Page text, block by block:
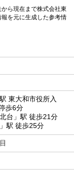
ら現在まで株式会社東
を元に生成した参考情
東大和市役所入
歩6分
台」駅 徒歩21分
駅 徒歩25分